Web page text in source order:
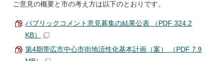
ご意見の概要と市の考え方は以下のとおりです。
パブリックコメント意見募集の結果公表 （PDF 324.2
KB）
第4期帯広市中心市街地活性化基本計画（案） （PDF 7.9